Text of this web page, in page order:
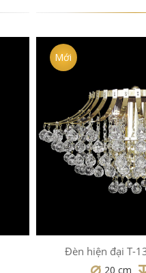
Mới
Đèn hiện đại T-
20 cm